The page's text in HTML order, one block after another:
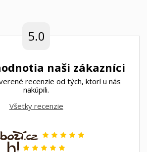
5.0
naši zákazníci
recenzie od tých, ktorí u nás
nakúpili.
Všetky recenzie